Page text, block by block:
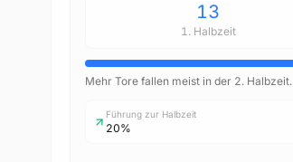
13
1. Halbzeit
Mehr Tore fallen meist in der 2. Halbzeit.
Führung zur Halbzeit
20%